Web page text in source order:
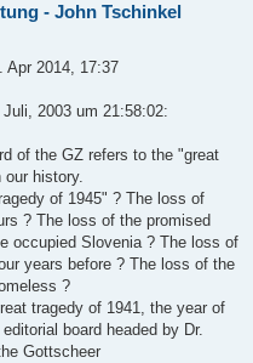
- John Tschinkel
Apr 2014, 17:37
2003 um 21:58:02:
of the GZ refers to the "great
history.
of 1945" ? The loss of
? The loss of the promised
occupied Slovenia ? The loss of
years before ? The loss of the
?
tragedy of 1941, the year of
board headed by Dr.
Gottscheer